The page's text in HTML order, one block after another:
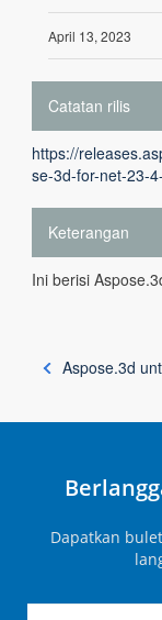
April 13, 2023
Catatan rilis
https://
se-3d-for-net-23-
Keterangan
Ini berisi
Aspose.3d
Dapatkan